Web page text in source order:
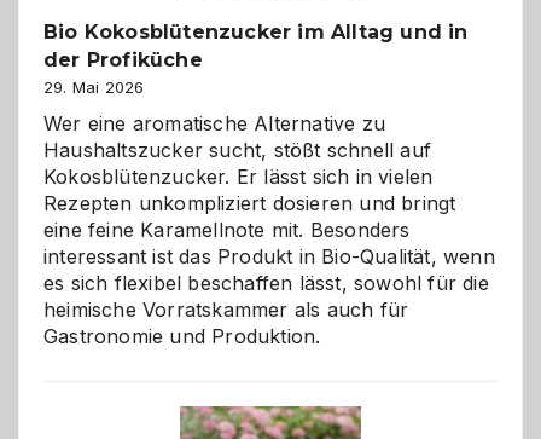
eigenen
Bio Kokosblütenzucker im Alltag und in
der Profiküche
29. Mai 2026
Wer eine aromatische Alternative zu
Haushaltszucker sucht, stößt schnell auf
Kokosblütenzucker. Er lässt sich in vielen
Rezepten unkompliziert dosieren und bringt
eine feine Karamellnote mit. Besonders
interessant ist das Produkt in Bio-Qualität, wenn
es sich flexibel beschaffen lässt, sowohl für die
heimische Vorratskammer als auch für
Gastronomie und Produktion.